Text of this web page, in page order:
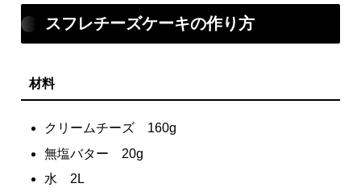
スフレチーズケーキの作り方
材料
クリームチーズ 160g
無塩バター 20g
水 2L